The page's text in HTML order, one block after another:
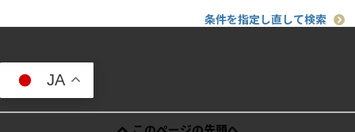
条件を指定し直して検索
JA